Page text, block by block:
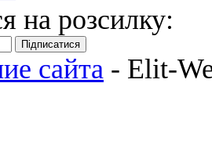
на розсилку:
Підписатися
сайта - Elit-